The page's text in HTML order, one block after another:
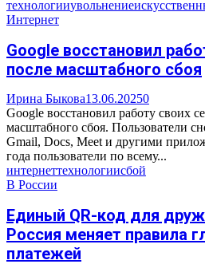
технологииувольнение
Интернет
Google восстановил
после масштабного сбоя
Ирина Быкова13.06.20250
Google восстановил работу своих
масштабного сбоя. Пользователи
Gmail, Docs, Meet и другими
года пользователи по всему...
интернеттехнологиисбой
В России
Единый QR-код для
Россия меняет правила
платежей